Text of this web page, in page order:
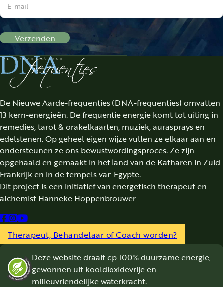
Verzenden
De Nieuwe Aarde-frequenties (DNA-frequenties) omvatten
13 kern-energieën. De frequentie energie komt tot uiting in
remedies, tarot & orakelkaarten, muziek, aurasprays en
edelstenen. Op geheel eigen wijze vullen ze elkaar aan en
ondersteunen ze ons bewustwordingsproces. Ze zijn
opgehaald en gemaakt in het land van de Katharen in Zuid
Frankrijk en in de tempels van Egypte.
Dit project is een initiatief van energetisch therapeut en
alchemist Hanneke Hoppenbrouwer
Follow us on Facebook
Follow us on Instagram
Follow us on YouTube
Therapeut, Behandelaar of Coach worden?
Deze website draait op 100% duurzame energie,
gewonnen uit kooldioxidevrije en
milieuvriendelijke waterkracht.